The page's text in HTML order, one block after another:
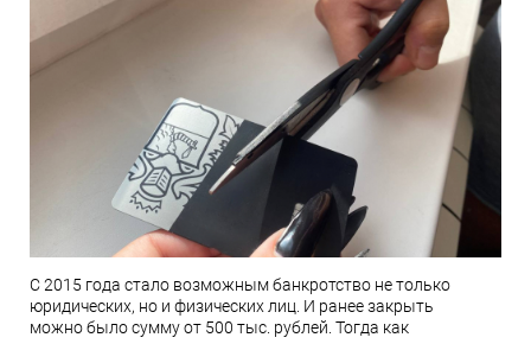
С 2015 года стало возможным банкротство не только
юридических, но и физических лиц. И ранее закрыть
можно было сумму от 500 тыс. рублей. Тогда как